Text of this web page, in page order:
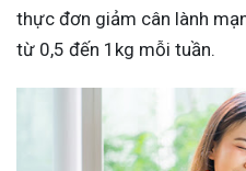
thực đơn giảm cân lành
từ 0,5 đến 1kg mỗi tuần.